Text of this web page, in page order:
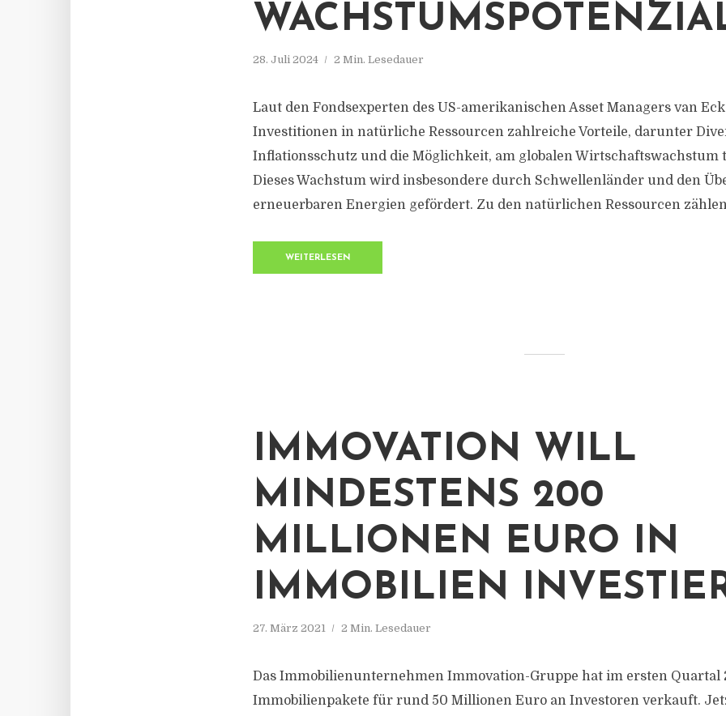
28. Juli 2024 2 Min. Lesedauer
Laut den Fondsexperten des US-amerikanischen Asset Managers van
Investitionen in natürliche Ressourcen zahlreiche Vorteile, darunter
Inflationsschutz und die Möglichkeit, am globalen Wirtschaftswachstum
Dieses Wachstum wird insbesondere durch Schwellenländer und den
erneuerbaren Energien gefördert. Zu den natürlichen Ressourcen
WEITERLESEN
IMMOVATION WILL
MINDESTENS 200
MILLIONEN EURO IN
IMMOBILIEN
27. März 2021 2 Min. Lesedauer
Das Immobilienunternehmen Immovation-Gruppe hat im ersten Quartal
Immobilienpakete für rund 50 Millionen Euro an Investoren verkauft.